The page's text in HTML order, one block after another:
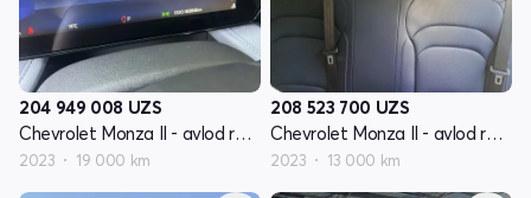
204 949 008 UZS
Chevrolet Monza II - avlod restyling
2023 19 000 km
208 523 700 UZS
Chevrolet Monza II - avlod restyling
2023 13 000 km